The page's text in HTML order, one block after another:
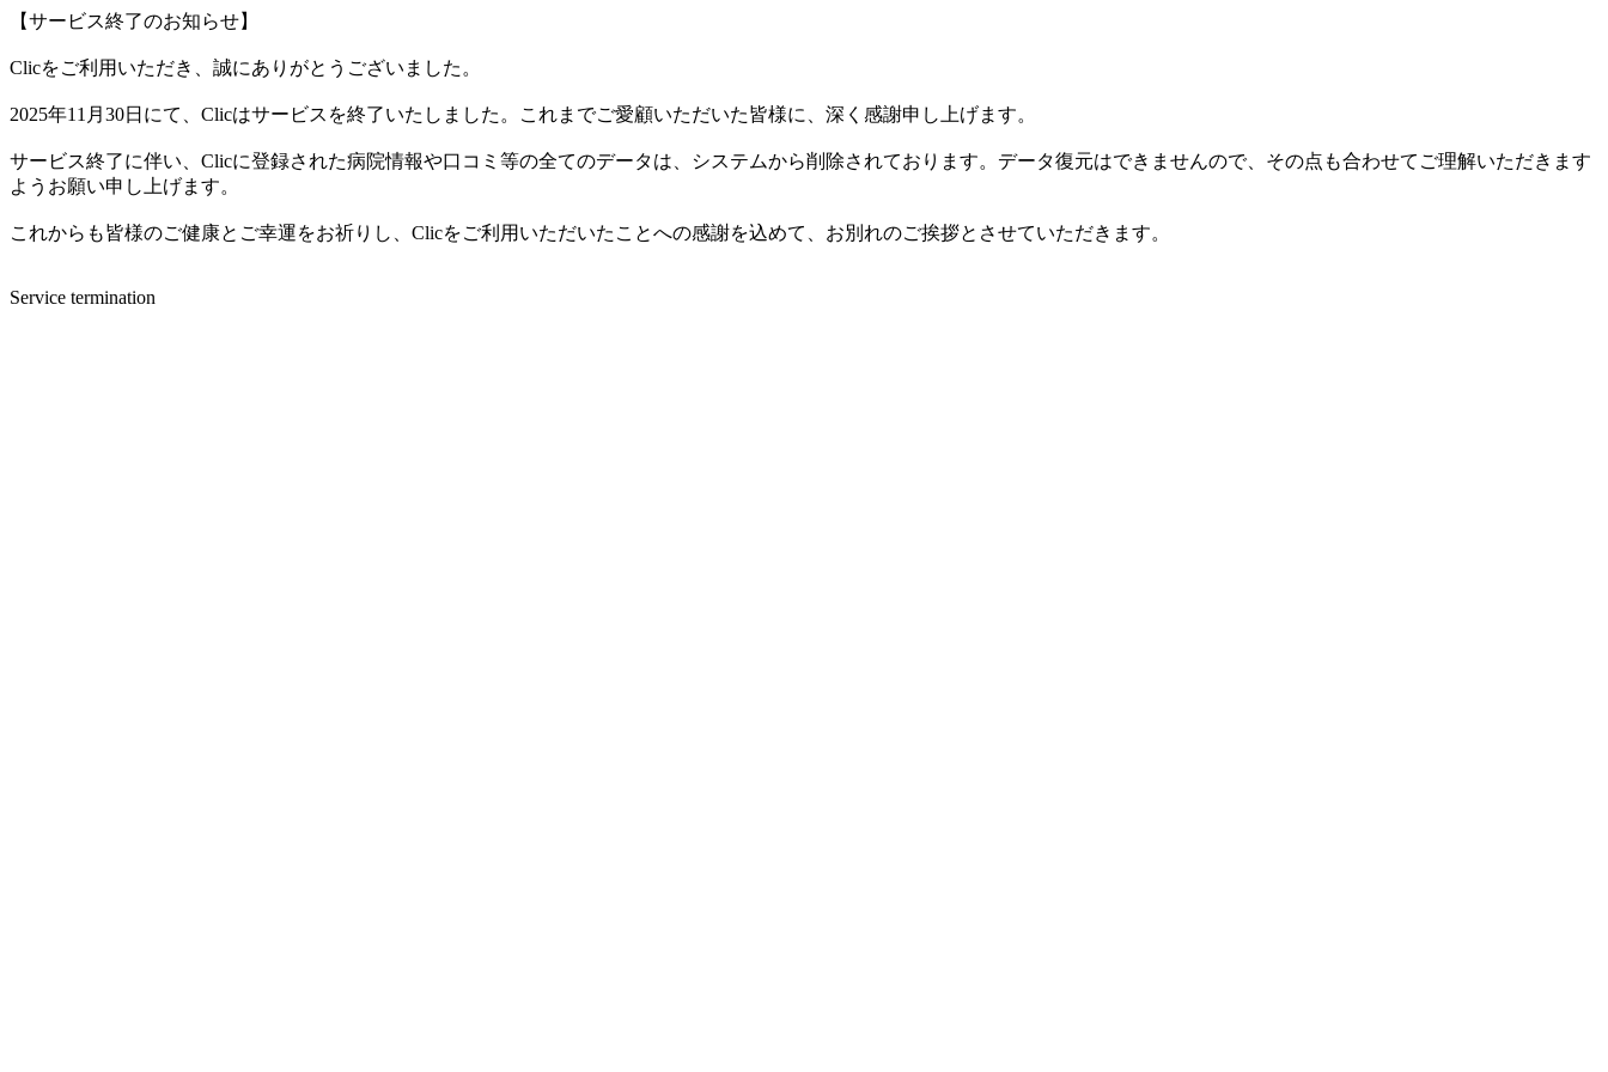
【サービス終了のお知らせ】
Clicをご利用いただき、誠にありがとうございました。
2025年11月30日にて、Clicはサービスを終了いたしました。これまでご愛顧いただいた皆様に、深く感謝申し上げます。
サービス終了に伴い、Clicに登録された病院情報や口コミ等の全てのデータは、システムから削除されております。データ復元はできませんので、その点も合わせてご理解いただきます
ようお願い申し上げます。
これからも皆様のご健康とご幸運をお祈りし、Clicをご利用いただいたことへの感謝を込めて、お別れのご挨拶とさせていただきます。
Service termination